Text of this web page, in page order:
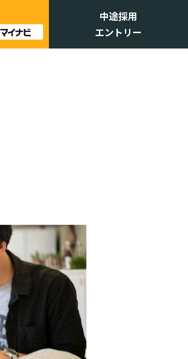
中途採用
エントリー